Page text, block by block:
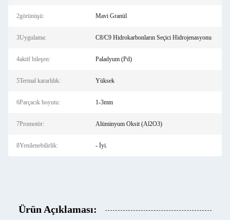
2görünüşü: Mavi Granül
3Uygulama: C8/C9 Hidrokarbonların Seçici Hidrojenasyonu
4aktif bileşen: Paladyum (Pd)
5Termal kararlılık: Yüksek
6Parçacık boyutu: 1-3mm
7Promotör: Alüminyum Oksit (Al2O3)
8Yenilenebilirlik: - İyi.
Ürün Açıklaması: